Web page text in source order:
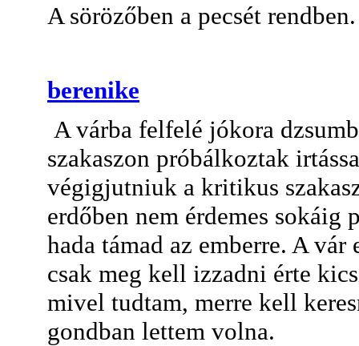
A sörözőben a pecsét rendben.
berenike
A várba felfelé jókora
szakaszon próbálkoztak
végigjutniuk a kritikus
erdőben nem érdemes
hada támad az emberre. A
csak meg kell izzadni érte
mivel tudtam, merre kell
gondban lettem volna.